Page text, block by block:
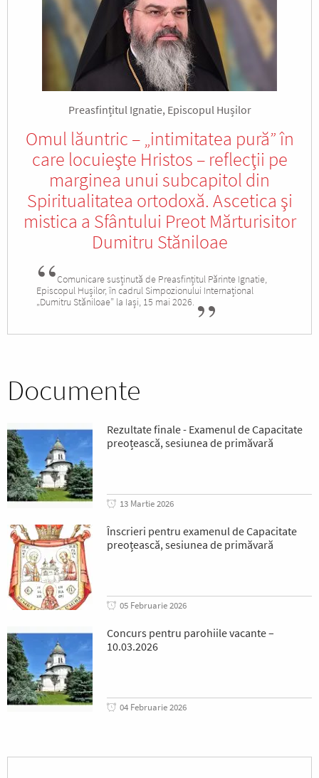
Preasfințitul Ignatie, Episcopul Hușilor
Omul lăuntric – „intimitatea pură” în
care locuieşte Hristos – reflecţii pe
marginea unui subcapitol din
Spiritualitatea ortodoxă. Ascetica şi
mistica a Sfântului Preot Mărturisitor
Dumitru Stăniloae
Comunicare susținută de Preasfințitul Părinte Ignatie,
Episcopul Hușilor, în cadrul Simpozionului Internațional
„Dumitru Stăniloae” la Iași, 15 mai 2026.
Documente
Rezultate finale - Examenul de Capacitate
preoțească, sesiunea de primăvară
13 Martie 2026
Înscrieri pentru examenul de Capacitate
preoțească, sesiunea de primăvară
05 Februarie 2026
Concurs pentru parohiile vacante –
10.03.2026
04 Februarie 2026